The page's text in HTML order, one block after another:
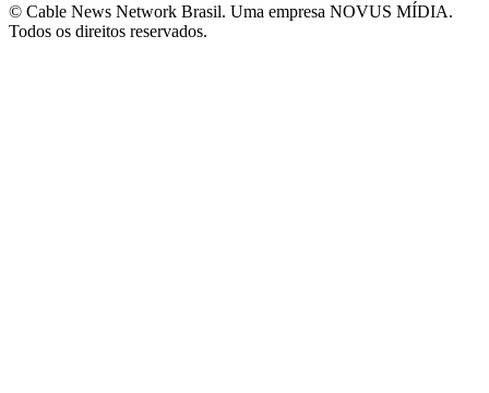
© Cable News Network Brasil. Uma empresa NOVUS MÍDIA.
Todos os direitos reservados.